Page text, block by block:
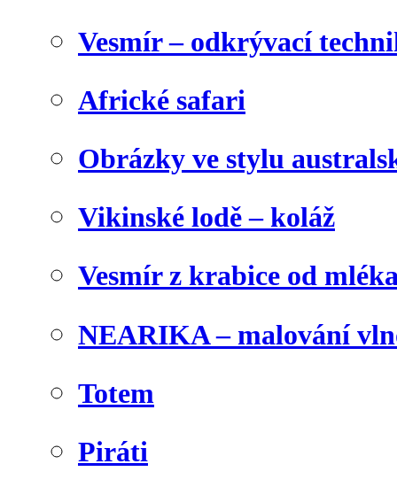
Vesmír – odkrývací
Africké safari
Obrázky ve stylu
Vikinské lodě – koláž
Vesmír z krabice od
NEARIKA – malování
Totem
Piráti